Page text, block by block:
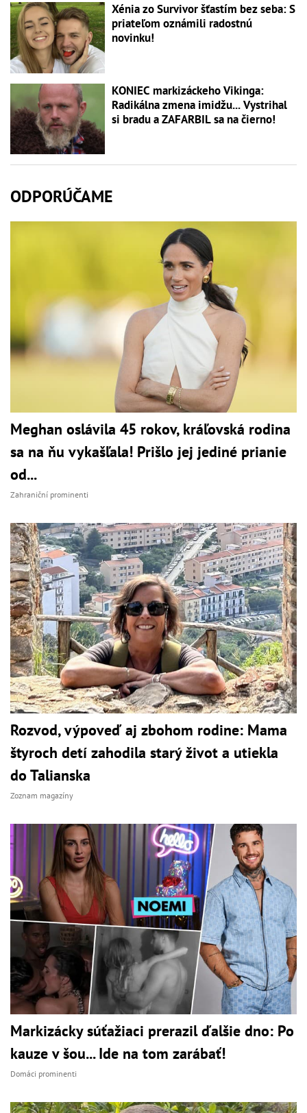
Xénia zo Survivor šťastím bez seba: S
priateľom oznámili radostnú
novinku!
KONIEC markizáckeho Vikinga:
Radikálna zmena imidžu... Vystrihal
si bradu a ZAFARBIL sa na čierno!
ODPORÚČAME
Meghan oslávila 45 rokov, kráľovská rodina
sa na ňu vykašľala! Prišlo jej jediné prianie
od...
Zahraniční prominenti
Rozvod, výpoveď aj zbohom rodine: Mama
štyroch detí zahodila starý život a utiekla
do Talianska
Zoznam magazíny
Markizácky súťažiaci prerazil ďalšie dno: Po
kauze v šou... Ide na tom zarábať!
Domáci prominenti